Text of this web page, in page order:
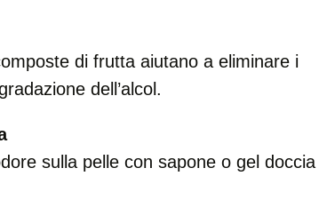
di frutta aiutano a eliminare i
dell’alcol.
sulla pelle con sapone o gel doccia